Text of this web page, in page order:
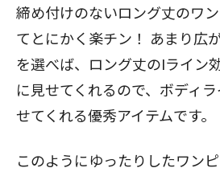
締め付けのないロング丈のワ
てとにかく楽チン！ あまり広
を選べば、ロング丈のIライン
に見せてくれるので、ボディ
せてくれる優秀アイテムです。
このようにゆったりしたワン